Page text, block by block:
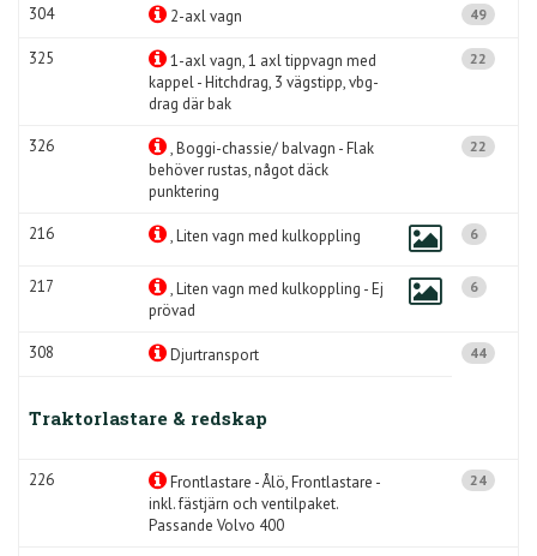
304 2-axl vagn 49
325
1-axl vagn, 1 axl tippvagn med
kappel - Hitchdrag, 3 vägstipp, vbg-
drag där bak
22
326
, Boggi-chassie/ balvagn - Flak
behöver rustas, något däck
punktering
22
216 , Liten vagn med kulkoppling 6
217
, Liten vagn med kulkoppling - Ej
prövad
6
308 Djurtransport 44
Traktorlastare & redskap
226
Frontlastare - Ålö, Frontlastare -
inkl. fästjärn och ventilpaket.
Passande Volvo 400
24